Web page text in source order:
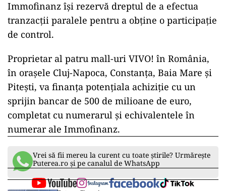
Immofinanz își rezervă dreptul de a efectua
tranzacții paralele pentru a obține o participație
de control.
Proprietar al patru mall-uri VIVO! în România,
în orașele Cluj-Napoca, Constanța, Baia Mare și
Pitești, va finanța potențiala achiziție cu un
sprijin bancar de 500 de milioane de euro,
completat cu numerarul și echivalentele în
numerar ale Immofinanz.
Vrei să fii mereu la curent cu toate știrile? Urmărește
Puterea.ro și pe canalul de WhatsApp